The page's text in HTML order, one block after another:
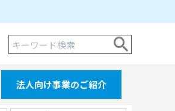
法人向け事業のご紹介